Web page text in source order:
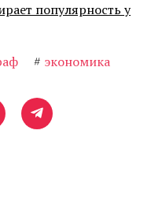
популярность у
# экономика